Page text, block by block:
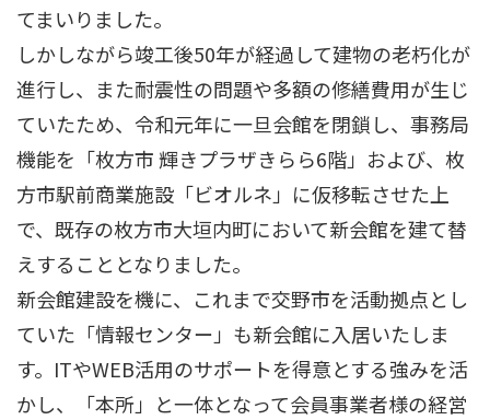
てまいりました。
しかしながら竣工後50年が経過して建物の老朽化が
進行し、また耐震性の問題や多額の修繕費用が生じ
ていたため、令和元年に一旦会館を閉鎖し、事務局
機能を「枚方市 輝きプラザきらら6階」および、枚
方市駅前商業施設「ビオルネ」に仮移転させた上
で、既存の枚方市大垣内町において新会館を建て替
えすることとなりました。
新会館建設を機に、これまで交野市を活動拠点とし
ていた「情報センター」も新会館に入居いたしま
す。ITやWEB活用のサポートを得意とする強みを活
かし、「本所」と一体となって会員事業者様の経営